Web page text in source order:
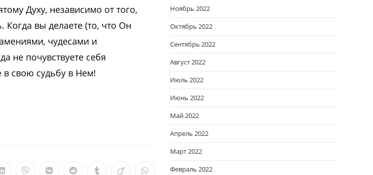
Духу, независимо от того,
Когда вы делаете (то, что Он
чудесами и
не почувствуете себя
в свою судьбу в Нем!
Ноябрь 2022
Октябрь 2022
Сентябрь 2022
Август 2022
Июль 2022
Июнь 2022
Май 2022
Апрель 2022
Март 2022
Февраль 2022